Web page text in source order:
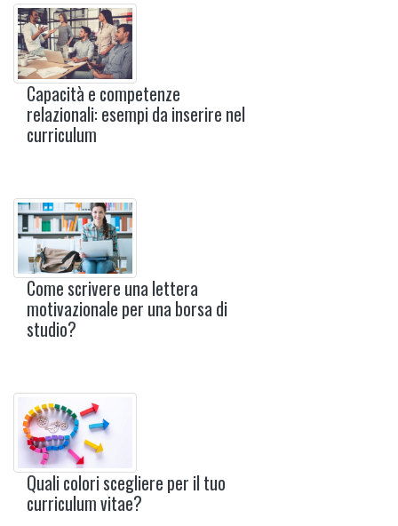
Capacità e competenze
relazionali: esempi da inserire nel
curriculum
Come scrivere una lettera
motivazionale per una borsa di
studio?
Quali colori scegliere per il tuo
curriculum vitae?